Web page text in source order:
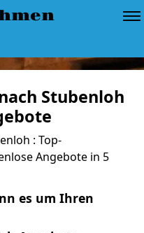
Stubenloh
: Top-
Angebote in 5
es um Ihren